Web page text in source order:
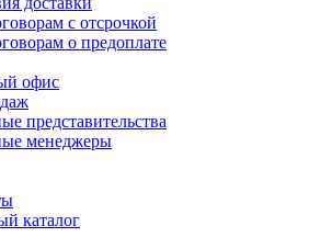
с отсрочкой
о предоплате
офис
представительства
менеджеры
каталог